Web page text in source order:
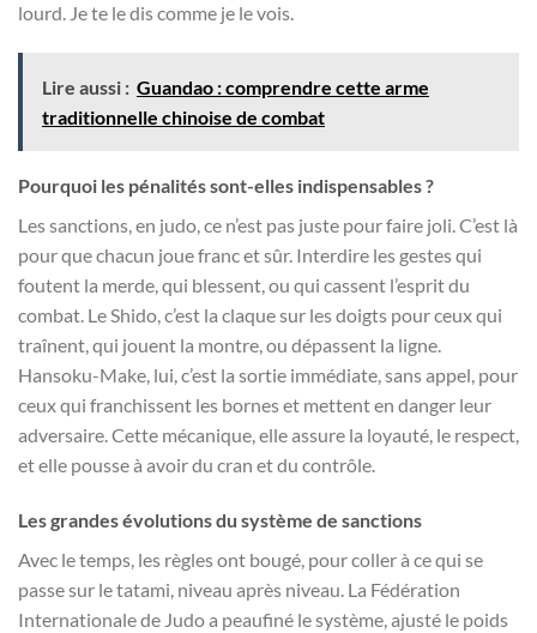
lourd. Je te le dis comme je le vois.
Lire aussi : Guandao : comprendre cette arme
traditionnelle chinoise de combat
Pourquoi les pénalités sont-elles indispensables ?
Les sanctions, en judo, ce n’est pas juste pour faire joli. C’est là
pour que chacun joue franc et sûr. Interdire les gestes qui
foutent la merde, qui blessent, ou qui cassent l’esprit du
combat. Le Shido, c’est la claque sur les doigts pour ceux qui
traînent, qui jouent la montre, ou dépassent la ligne.
Hansoku-Make, lui, c’est la sortie immédiate, sans appel, pour
ceux qui franchissent les bornes et mettent en danger leur
adversaire. Cette mécanique, elle assure la loyauté, le respect,
et elle pousse à avoir du cran et du contrôle.
Les grandes évolutions du système de sanctions
Avec le temps, les règles ont bougé, pour coller à ce qui se
passe sur le tatami, niveau après niveau. La Fédération
Internationale de Judo a peaufiné le système, ajusté le poids